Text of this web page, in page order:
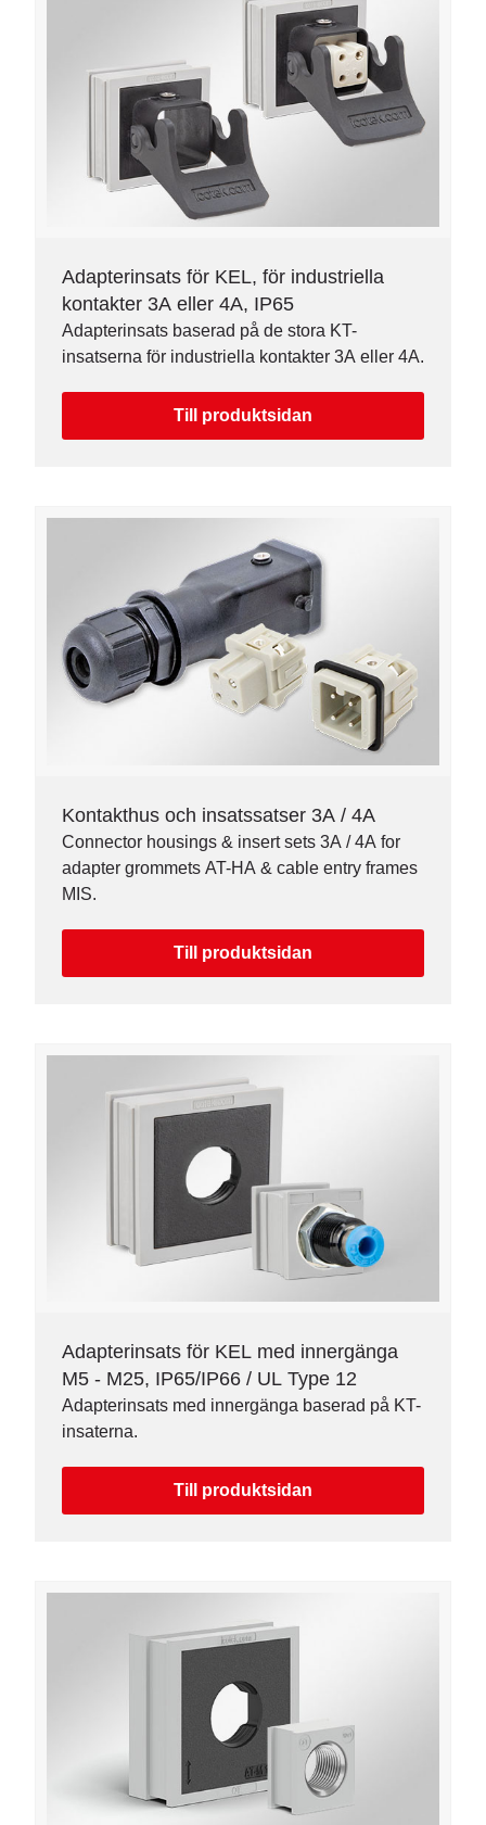
Adapterinsats för KEL, för industriella
kontakter 3A eller 4A, IP65
Adapterinsats baserad på de stora KT-
insatserna för industriella kontakter 3A eller 4A.
Till produktsidan
Kontakthus och insatssatser 3A / 4A
Connector housings & insert sets 3A / 4A for
adapter grommets AT-HA & cable entry frames
MIS.
Till produktsidan
Adapterinsats för KEL med innergänga
M5 - M25, IP65/IP66 / UL Type 12
Adapterinsats med innergänga baserad på KT-
insaterna.
Till produktsidan